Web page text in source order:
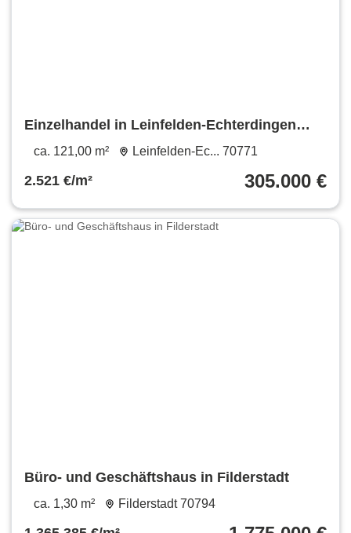
Einzelhandel in Leinfelden-Echterdingen
305.000 € 121 m²
ca. 121,00 m² Leinfelden-Ec... 70771
2.521 €/m² 305.000 €
Büro- und Geschäftshaus in Filderstadt
ca. 1,30 m² Filderstadt 70794